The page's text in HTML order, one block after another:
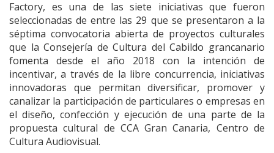
Factory, es una de las siete iniciativas que fueron
seleccionadas de entre las 29 que se presentaron a la
séptima convocatoria abierta de proyectos culturales
que la Consejería de Cultura del Cabildo grancanario
fomenta desde el año 2018 con la intención de
incentivar, a través de la libre concurrencia, iniciativas
innovadoras que permitan diversificar, promover y
canalizar la participación de particulares o empresas en
el diseño, confección y ejecución de una parte de la
propuesta cultural de CCA Gran Canaria, Centro de
Cultura Audiovisual.